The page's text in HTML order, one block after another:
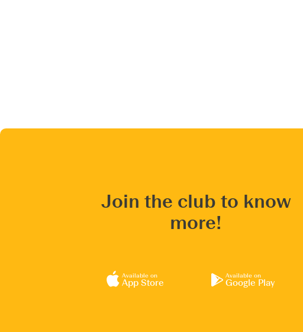
Join the club to know
more!
Available on
App Store
Available on
Google Play